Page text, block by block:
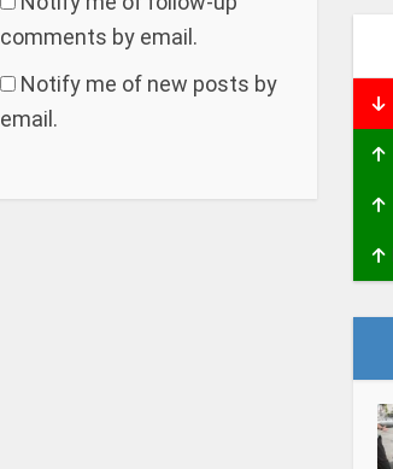
comments by email.
Notify me of new posts by
email.